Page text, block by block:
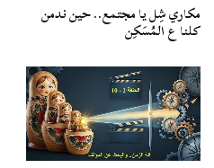
مكاري شِل يا مجتمع.. حين ندمن
كلنا ع المُسَكِن